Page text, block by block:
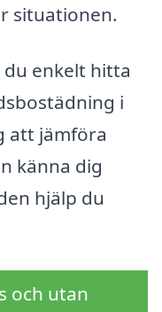
situationen.
enkelt hitta
i
att jämföra
känna dig
hjälp du
och utan